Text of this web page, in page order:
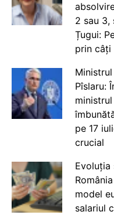
2 sau 3,
Țugui:
prin câți
Pîslaru:
pe 17
crucial
model
salariul